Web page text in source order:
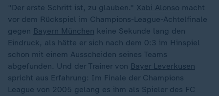
"Der erste Schritt ist, zu glauben." Xabi Alonso macht
vor dem Rückspiel im Champions-League-Achtelfinale
gegen Bayern München keine Sekunde lang den
Eindruck, als hätte er sich nach dem 0:3 im Hinspiel
schon mit einem Ausscheiden seines Teams
abgefunden. Und der Trainer von Bayer Leverkusen
spricht aus Erfahrung: Im Finale der Champions
League von 2005 gelang es ihm als Spieler des FC